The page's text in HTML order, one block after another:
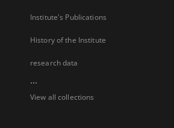
Institute's Publications
History of the Institute
research data
...
View all collections